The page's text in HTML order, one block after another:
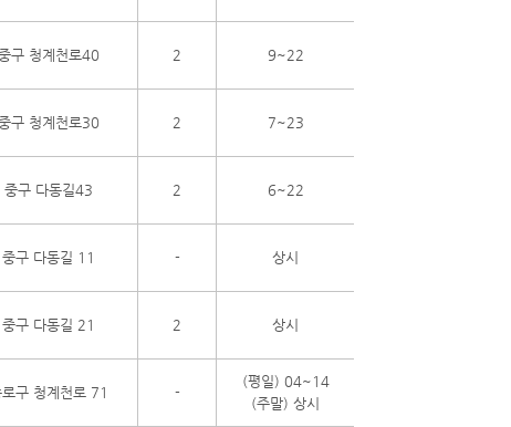
구 청계천로40 2 9~22
구 청계천로30 2 7~23
중구 다동길43 2 6~22
중구 다동길 11 - 상시
중구 다동길 21 2 상시
구 청계천로 71 -
(평일) 04~14
(주말) 상시